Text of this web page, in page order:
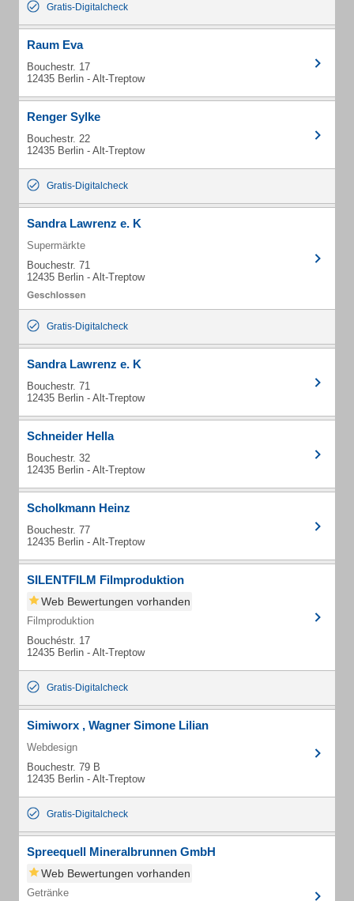
Gratis-Digitalcheck
Raum Eva
Bouchestr. 17
12435 Berlin - Alt-Treptow
Renger Sylke
Bouchestr. 22
12435 Berlin - Alt-Treptow
Gratis-Digitalcheck
Sandra Lawrenz e. K
Supermärkte
Bouchestr. 71
12435 Berlin - Alt-Treptow
Gratis-Digitalcheck
Sandra Lawrenz e. K
Bouchestr. 71
12435 Berlin - Alt-Treptow
Schneider Hella
Bouchestr. 32
12435 Berlin - Alt-Treptow
Scholkmann Heinz
Bouchestr. 77
12435 Berlin - Alt-Treptow
SILENTFILM Filmproduktion
Web Bewertungen vorhanden
Filmproduktion
Bouchéstr. 17
12435 Berlin - Alt-Treptow
Gratis-Digitalcheck
Simiworx , Wagner Simone Lilian
Webdesign
Bouchestr. 79 B
12435 Berlin - Alt-Treptow
Gratis-Digitalcheck
Spreequell Mineralbrunnen GmbH
Web Bewertungen vorhanden
Getränke